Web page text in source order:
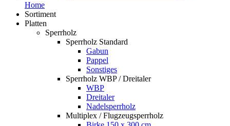
Home
Sortiment
Platten
Sperrholz
Sperrholz Standard
Gabun
Pappel
Sonstiges
Sperrholz WBP / Dreitaler
WBP
Dreitaler
Nadelsperrholz
Multiplex / Flugzeugsperrholz